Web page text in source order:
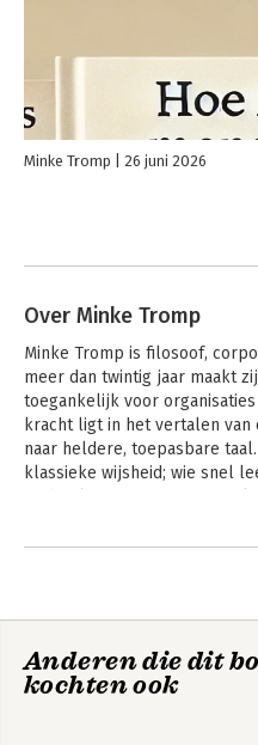
Minke Tromp 26 juni 2026
Over Minke Tromp
Minke Tromp is filosoof,
meer dan twintig jaar maakt
toegankelijk voor
kracht ligt in het vertalen van
naar heldere, toepasbare
klassieke wijsheid; wie snel
ideaal: samen nadenken als
antwoord ook.
Anderen die dit
kochten ook